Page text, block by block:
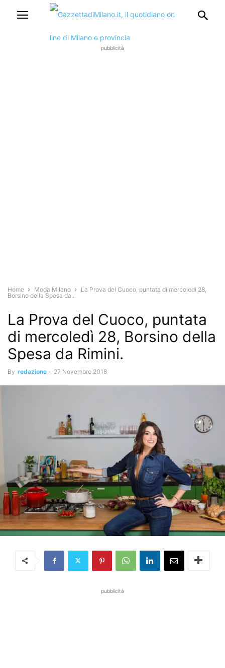
pubblicità
Home Moda Milano
La Prova del Cuoco, puntata di mercoledì 28,
Borsino della Spesa da...
La Prova del Cuoco, puntata
di mercoledì 28, Borsino della
Spesa da Rimini.
By redazione - 27 Novembre 2018
pubblicità